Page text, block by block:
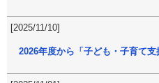
[2025/11/10]
2026年度から「子ども・子育て支